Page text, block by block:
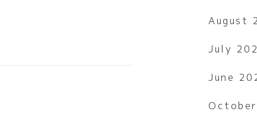
August
July
June